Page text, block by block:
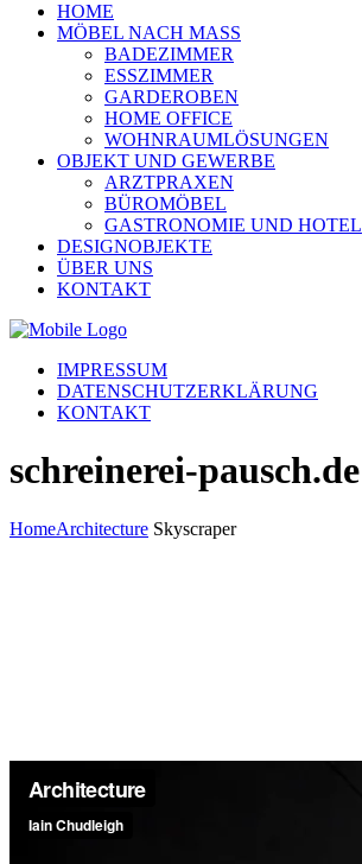
HOME
MÖBEL NACH MASS
BADEZIMMER
ESSZIMMER
GARDEROBEN
HOME OFFICE
WOHNRAUMLÖSUNGEN
OBJEKT UND GEWERBE
ARZTPRAXEN
BÜROMÖBEL
GASTRONOMIE UND HOTEL
DESIGNOBJEKTE
ÜBER UNS
KONTAKT
IMPRESSUM
DATENSCHUTZERKLÄRUNG
KONTAKT
schreinerei-pausch.de
HomeArchitecture Skyscraper